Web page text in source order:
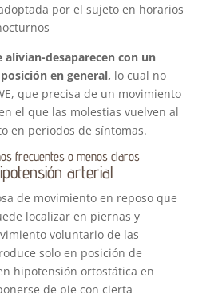
por el sujeto en horarios
alivian-desaparecen con un
en general, lo cual no
que precisa de un movimiento
el que las molestias vuelven al
en periodos de síntomas.
frecuentes o menos claros
arterial
de movimiento en reposo que
localizar en piernas y
voluntario de las
solo en posición de
hipotensión ortostática en
de pie con cierta